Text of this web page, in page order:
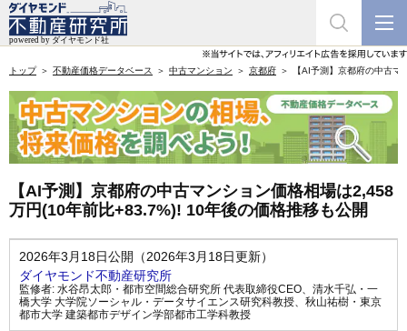
トップ 不動産価格データベース 中古マンション 京都府 【AI予測】京都府の中古
【AI予測】京都府の中古マンション価格相場は2,458
万円(10年前比+83.7%)! 10年後の価格推移も公開
2026年3月18日公開（2026年3月18日更新）
ダイヤモンド不動産研究所
監修者: 水谷昂太郎・都市空間総合研究所 代表取締役CEO、 清水千弘・一
橋大学 大学院ソーシャル・データサイエンス研究科教授、 秋山祐樹・東京
都市大学 建築都市デザイン学部都市工学科教授